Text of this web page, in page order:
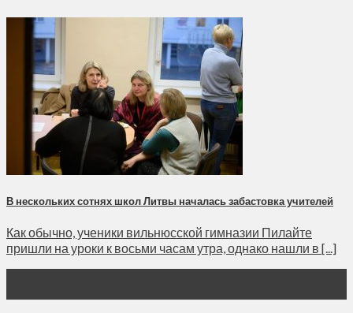
В нескольких сотнях школ Литвы началась забастовка учителей
Как обычно, ученики вильнюсской гимназии Пилайте
пришли на уроки к восьми часам утра, однако нашли в [...]